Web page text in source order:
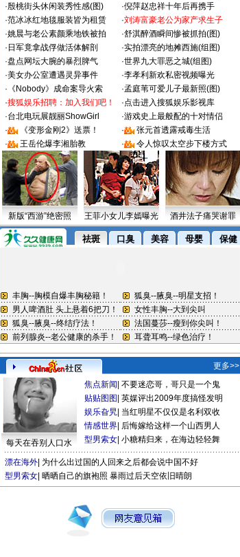
·殷桃街头休闲装秀性感(图) ·倪萍赵忠祥十年后再携手
·范冰冰红地毯服装皆为租赁 ·刘涛富豪老公为家产求生子
·姚晨与老公素颜乘地铁被拍 ·舒淇醉酒瞬间惨被抓拍(图)
· 日军竟拿战俘做活体解剖 ·实拍漂亮的地摊西施(组图)
·盘点网坛大腕的暴烈脾气 ·世界九大罪恶之城(组图)
·美女办公室遭遇灵异事件 ·李孝利新欢私密视频曝光
· 《Nobody》成命案导火索 ·孟庭苇可爱儿子最新照(图)
·搜狐娱乐招聘：加入我们吧！ ·点击进入搜狐娱乐影视库
·台北电玩展靓丽ShowGirl ·游戏史上最般配的十对情侣
·
《变形金刚2》送票！ ·
张元首透露戒毒生活
·
王岳伦爆李湘胎教 · 令人惊叹太空步下楼方式
新版“西游”绝密照 王菲小女儿李嫣曝光 酒井法子痛哭谢罪
更多>>
每天在吞别人口水
焦点新闻 不要迷恋哥，哥只是一个鬼
贴贴图图 英媒评出2009年度搞怪发明
娱乐旮旯 当红明星不仅仅是名利双收
情感世界 后悔嫁给这样一个山西男人
型男索女 小糖精归来，在海边轻轻舞
漂在海外 为什么出过国的人回来之后都会说中国不好
型男索女 晒晒自己的旗袍照 暴雨过后天空依旧晴朗